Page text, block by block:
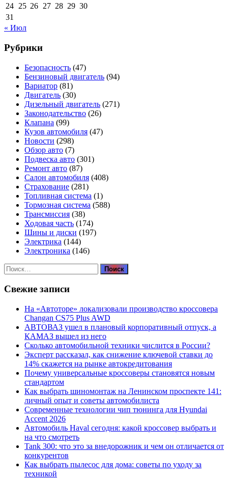
24 25 26 27 28 29 30
31
« Июл
Рубрики
Безопасность (47)
Бензиновый двигатель (94)
Вариатор (81)
Двигатель (30)
Дизельный двигатель (271)
Законодательство (26)
Клапана (99)
Кузов автомобиля (47)
Новости (298)
Обзор авто (7)
Подвеска авто (301)
Ремонт авто (87)
Салон автомобиля (408)
Страхование (281)
Топливная система (1)
Тормозная система (588)
Трансмиссия (38)
Ходовая часть (174)
Шины и диски (197)
Электрика (144)
Электроника (146)
Найти:
Свежие записи
На «Автоторе» локализовали производство кроссовера
Changan CS75 Plus AWD
АВТОВАЗ ушел в плановый корпоративный отпуск, а
КАМАЗ вышел из него
Сколько автомобильной техники числится в России?
Эксперт рассказал, как снижение ключевой ставки до
14% скажется на рынке автокредитования
Почему универсальные кроссоверы становятся новым
стандартом
Как выбрать шиномонтаж на Ленинском проспекте 141:
личный опыт и советы автомобилиста
Современные технологии чип тюнинга для Hyundai
Accent 2026
Автомобиль Haval сегодня: какой кроссовер выбрать и
на что смотреть
Tank 300: что это за внедорожник и чем он отличается от
конкурентов
Как выбрать пылесос для дома: советы по уходу за
техникой